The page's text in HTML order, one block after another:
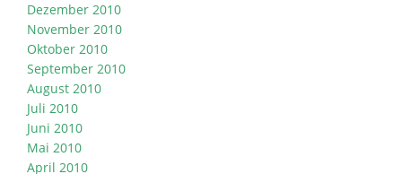
Dezember 2010
November 2010
Oktober 2010
September 2010
August 2010
Juli 2010
Juni 2010
Mai 2010
April 2010